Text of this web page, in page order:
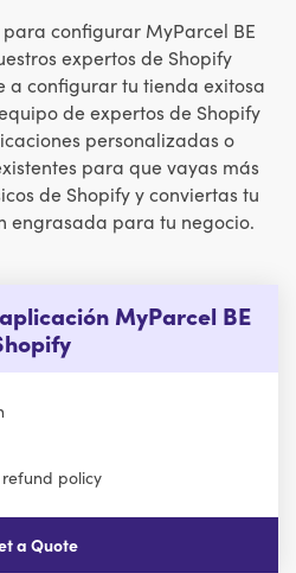
configurar MyParcel BE
expertos de Shopify
configurar tu tienda exitosa
de expertos de Shopify
personalizadas o
para que vayas más
de Shopify y conviertas tu
engrasada para tu negocio.
MyParcel BE
policy
a Quote